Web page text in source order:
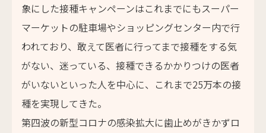
象にした接種キャンペーンはこれまでにもスーパー
マーケットの駐車場やショッピングセンター内で行
われており、敢えて医者に行ってまで接種をする気
がない、迷っている、接種できるかかりつけの医者
がいないといった人を中心に、これまで25万本の接
種を実現してきた。
第四波の新型コロナの感染拡大に歯止めがきかずロ